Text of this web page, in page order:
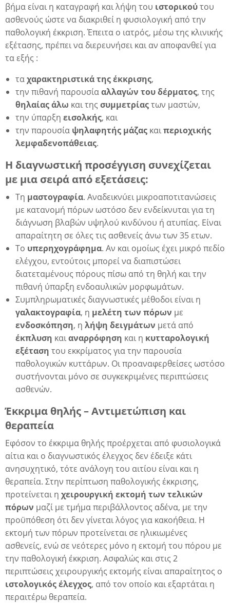
βήμα είναι η καταγραφή και λήψη του ιστορικούτου
ασθενούς ώστε να διακριθεί η φυσιολογική από την
παθολογική έκκριση. Έπειτα ο ιατρός, μέσω της κλινικής
εξέτασης, πρέπει να διερευνήσει και αν αποφανθεί για
τα εξής :
ταχαρακτηριστικά της έκκρισης,
την πιθανή παρουσίααλλαγών του δέρματος, της
θηλαίας άλω και της συμμετρίαςτων μαστών,
την ύπαρξη εισολκής, και
την παρουσία ψηλαφητής μάζας καιπεριοχικής
λεμφαδενοπάθειας.
Η διαγνωστική προσέγγιση συνεχίζεται
με μια σειρά από εξετάσεις:
Τη μαστογραφία. Αναδεικνύει μικροαποτιτανώσεις
με κατανομή πόρων ωστόσο δεν ενδείκνυται για τη
διάγνωση βλαβών υψηλού κινδύνου ή ατυπίας. Είναι
απαραίτητη σε όλες τις ασθενείς άνω των 35 ετων.
Το υπερηχογράφημα. Αν και ομοίως έχει μικρό πεδίο
ελέγχου, εντούτοις μπορεί να διαπιστώσει
διατεταμένους πόρους πίσω από τη θηλή και την
πιθανή ύπαρξη ενδοαυλικών μορφωμάτων.
Συμπληρωματικές διαγνωστικές μέθοδοι είναι η
γαλακτογραφία, η μελέτη των πόρων με
ενδοσκόπηση, η λήψη δειγμάτων μετά από
έκπλυση καιαναρρόφηση και η κυτταρολογική
εξέταση του εκκρίματος για την παρουσία
παθολογικών κυττάρων. Οι προαναφερθείσες ωστόσο
συστήνονται μόνο σε συγκεκριμένες περιπτώσεις
ασθενών.
Έκκριμα θηλής – Αντιμετώπιση και
θεραπεία
Εφόσον το έκκριμα θηλής προέρχεται από φυσιολογικά
αίτια και ο διαγνωστικός έλεγχος δεν έδειξε κάτι
ανησυχητικό, τότε ανάλογη του αιτίου είναι και η
θεραπεία. Στην περίπτωση παθολογικής έκκρισης,
προτείνεται η χειρουργική εκτομή των τελικών
πόρων μαζί με τμήμα περιβάλλοντος αδένα, με την
προϋπόθεση ότι δεν γίνεται λόγος για κακοήθεια. Η
εκτομή των πόρων προτείνεται σε ηλικιωμένες
ασθενείς, ενώ σε νεότερες μόνο η εκτομή του πόρου με
την παθολογική έκκριση. Ασφαλώς και στις 2
περιπτώσεις χειρουργικής εκτομής είναι απαραίτητος ο
ιστολογικός έλεγχος, από τον οποίο και εξαρτάται η
περαιτέρω θεραπεία.